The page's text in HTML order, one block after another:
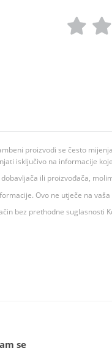
proizvodi se često
isključivo na informacije
ili proizvođača,
Ovo ne utječe na vaša
bez prethodne suglasnosti
se